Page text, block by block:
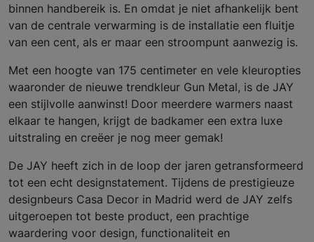
binnen handbereik is. En omdat je niet afhankelijk bent
van de centrale verwarming is de installatie een fluitje
van een cent, als er maar een stroompunt aanwezig is.
Met een hoogte van 175 centimeter en vele kleuropties
waaronder de nieuwe trendkleur Gun Metal, is de JAY
een stijlvolle aanwinst! Door meerdere warmers naast
elkaar te hangen, krijgt de badkamer een extra luxe
uitstraling en creëer je nog meer gemak!
De JAY heeft zich in de loop der jaren getransformeerd
tot een echt designstatement. Tijdens de prestigieuze
designbeurs Casa Decor in Madrid werd de JAY zelfs
uitgeroepen tot beste product, een prachtige
waardering voor design, functionaliteit en